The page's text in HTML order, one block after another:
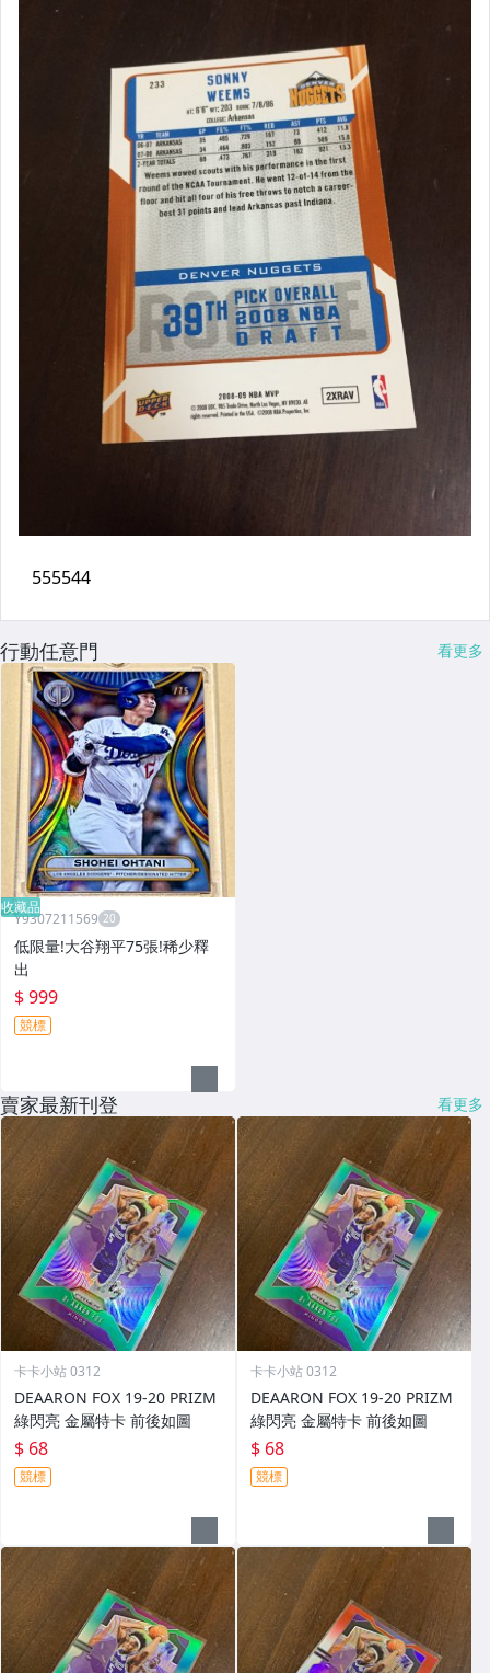
行動任意門 看更多
收藏品
Y9307211569
低限量!大谷翔平75張!稀少釋
出
$ 999
競標
賣家最新刊登 看更多
卡卡小站 0312
DEAARON FOX 19-20 PRIZM
綠閃亮 金屬特卡 前後如圖
$ 68
競標
卡卡小站 0312
DEAARON FOX 19-20 PRIZM
綠閃亮 金屬特卡 前後如圖
$ 68
競標